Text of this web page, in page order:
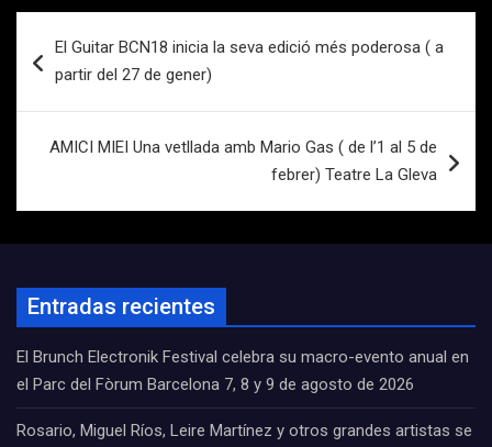
de
El Guitar BCN18 inicia la seva edició més poderosa ( a
partir del 27 de gener)
AMICI MIEI Una vetllada amb Mario Gas​ ( de l’1 al 5 de
febrer) Teatre La Gleva
Entradas recientes
El Brunch Electronik Festival celebra su macro-evento anual en
el Parc del Fòrum Barcelona 7, 8 y 9 de agosto de 2026
Rosario, Miguel Ríos, Leire Martínez y otros grandes artistas se